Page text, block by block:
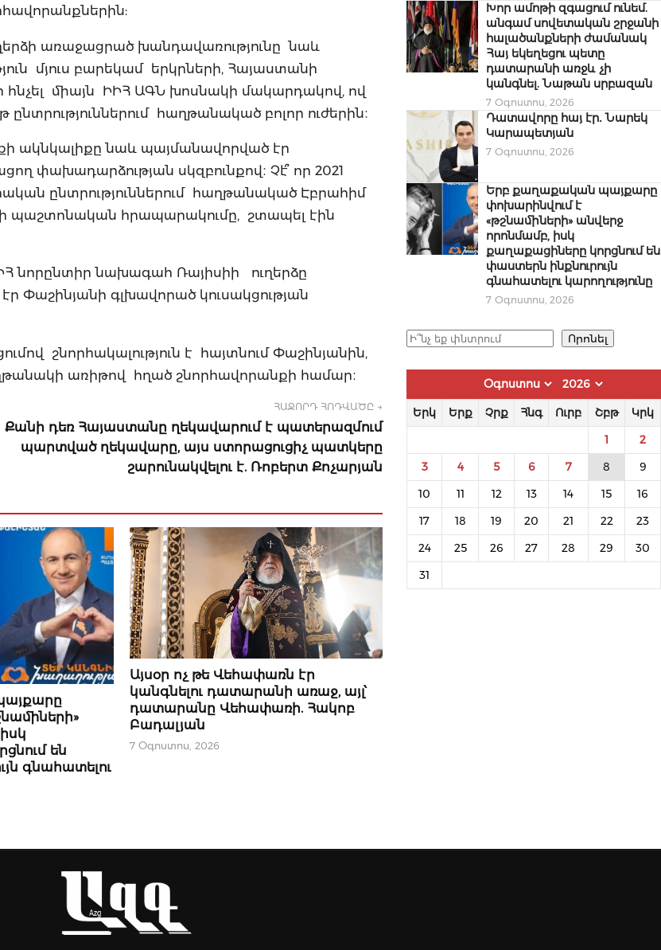
առաջացրած խանդավառությունը նաև
մյուս բարեկամ երկրների, Հայաստանի
միայն ԻԻՀ ԱԳՆ խոսնակի մակարդակով, ով
հաղթանակած բոլոր ուժերին։
ակնկալիքը նաև պայմանավորված էր
փախադարձության սկզբունքով։ Չէ՞ որ 2021
ընտրություններում հաղթանակած Էբրահիմ
պաշտոնական հրապարակումը, շտապել էին
նորընտիր նախագահ Ռայիսիի ուղերձը
Փաշինյանի գլխավորած կուսակցության
շնորհակալություն է հայտնում Փաշինյանին,
առիթով հղած շնորհավորանքի համար։
ՀԱՋՈՐԴ ՀՈԴՎԱԾԸ →
Քանի դեռ Հայաստանը ղեկավարում է պատերազմում
պարտված ղեկավարը, այս ստորացուցիչ պատկերը
շարունակվելու է. Ռոբերտ Քոչարյան
են
գնահատելու
ՀՐԱՊԱՐԱԿԱԽՈՍՈՒԹՅՈՒՆ
Այսօր ոչ թե Վեհափառն էր
կանգնելու դատարանի առաջ, այլ՝
դատարանը Վեհափառի. Հակոբ
Բադալյան
7 Օգոստոս, 2026
Խոր ամոթի զգացում ունեմ.
անգամ սովետական շրջանի
հալածանքների ժամանակ
Հայ եկեղեցու պետը
դատարանի առջև չի
կանգնել. Նաթան սրբազան
7 Օգոստոս, 2026
Դատավորը հայ էր․ Նարեկ
Կարապետյան
7 Օգոստոս, 2026
Երբ քաղաքական պայքարը
փոխարինվում է
«թշնամիների» անվերջ
որոնմամբ, իսկ
քաղաքացիները կորցնում են
փաստերն ինքնուրույն
գնահատելու կարողությունը
7 Օգոստոս, 2026
Որոնել Որոնել
Երկ Երք Չրք Հնգ Ուրբ Շբթ Կրկ
1 2
3 4 5 6 7 8 9
10 11 12 13 14 15 16
17 18 19 20 21 22 23
24 25 26 27 28 29 30
31